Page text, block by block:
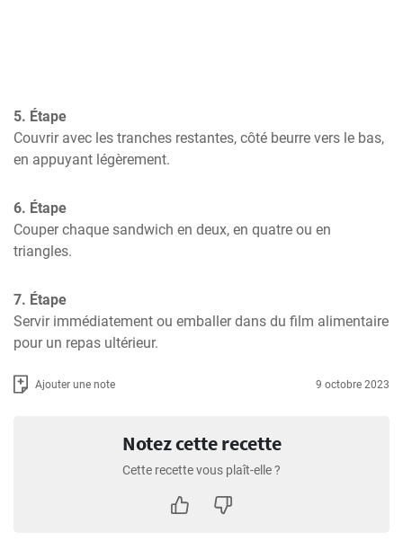
5. Étape
Couvrir avec les tranches restantes, côté beurre vers le bas,
en appuyant légèrement.
6. Étape
Couper chaque sandwich en deux, en quatre ou en
triangles.
7. Étape
Servir immédiatement ou emballer dans du film alimentaire
pour un repas ultérieur.
Ajouter une note 9 octobre 2023
Notez cette recette
Cette recette vous plaît-elle ?